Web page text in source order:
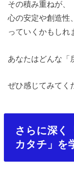
その積み重ねが、
心の安定や創造性
っていくかもしれ
あなたはどんな「
ぜひ感じてみてく
さらに深く
カタチ」を